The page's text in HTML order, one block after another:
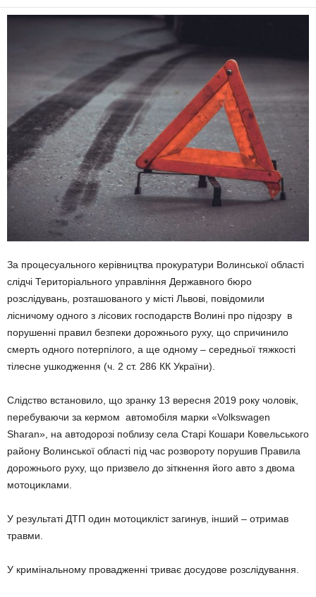
За процесуального керівництва прокуратури Волинської області
слідчі Територіального управління Державного бюро
розслідувань, розташованого у місті Львові, повідомили
лісничому одного з лісових господарств Волині про підозру в
порушенні правил безпеки дорожнього руху, що спричинило
смерть одного потерпілого, а ще одному – середньої тяжкості
тілесне ушкодження (ч. 2 ст. 286 КК України).
Слідство встановило, що зранку 13 вересня 2019 року чоловік,
перебуваючи за кермом автомобіля марки «Volkswagen
Sharan», на автодорозі поблизу села Старі Кошари Ковельського
району Волинської області під час розвороту порушив Правила
дорожнього руху, що призвело до зіткнення його авто з двома
мотоциклами.
У результаті ДТП один мотоцикліст загинув, інший – отримав
травми.
У кримінальному провадженні триває досудове розслідування.